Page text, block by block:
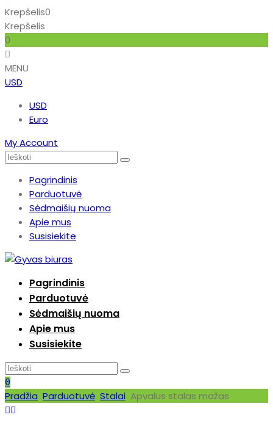
Krepšelis0
Krepšelis
0
MENU
USD
USD
Euro
My Account
Pagrindinis
Parduotuvė
Sėdmaišių nuoma
Apie mus
Susisiekite
Pagrindinis
Parduotuvė
Sėdmaišių nuoma
Apie mus
Susisiekite
0
Pradžia Parduotuvė Stalai Apvalus stalas mažas